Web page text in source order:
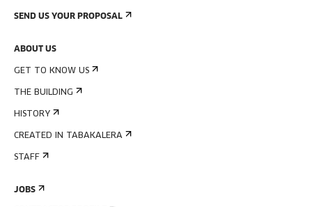
SEND US YOUR PROPOSAL
ABOUT US
GET TO KNOW US
THE BUILDING
HISTORY
CREATED IN TABAKALERA
STAFF
JOBS